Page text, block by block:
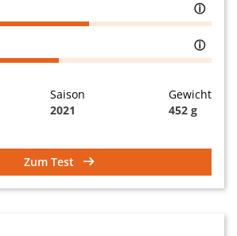
ⓘ
ⓘ
Saison
2021
Gewicht
452 g
Zum Test